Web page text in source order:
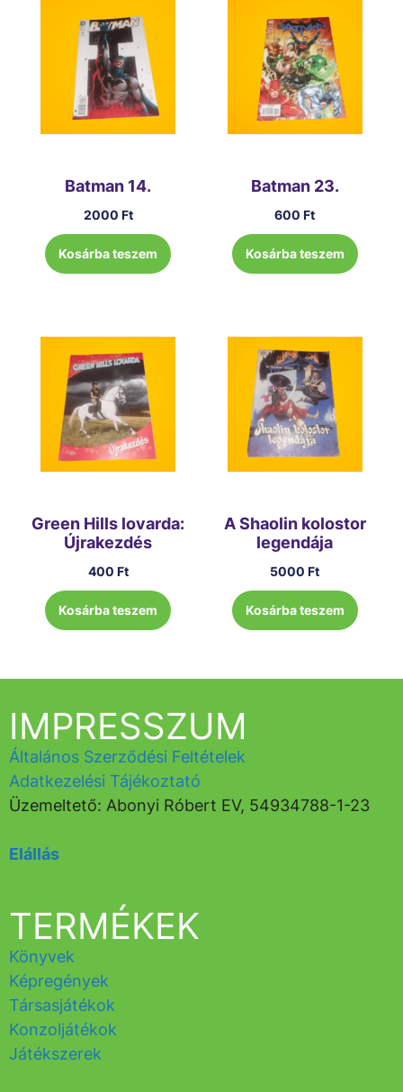
Batman 14.
2000 Ft
Kosárba teszem
Batman 23.
600Ft
Kosárba teszem
Green Hills lovarda:
Újrakezdés
400 Ft
Kosárba teszem
A Shaolin kolostor
legendája
5000Ft
Kosárba teszem
TERMÉKEK
Könyvek
Képregények
Társasjátékok
Konzoljátékok
Játékszerek
IMPRESSZUM
Általános Szerződési Feltételek
Adatkezelési Tájékoztató
Üzemeltető: Abonyi Róbert EV, 54934788-1-23
Elállás